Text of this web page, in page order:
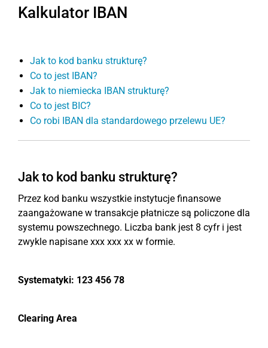
Kalkulator IBAN
Jak to kod banku strukturę?
Co to jest IBAN?
Jak to niemiecka IBAN strukturę?
Co to jest BIC?
Co robi IBAN dla standardowego przelewu UE?
Jak to kod banku strukturę?
Przez kod banku wszystkie instytucje finansowe
zaangażowane w transakcje płatnicze są policzone dla
systemu powszechnego. Liczba bank jest 8 cyfr i jest
zwykle napisane xxx xxx xx w formie.
Systematyki: 123 456 78
Clearing Area